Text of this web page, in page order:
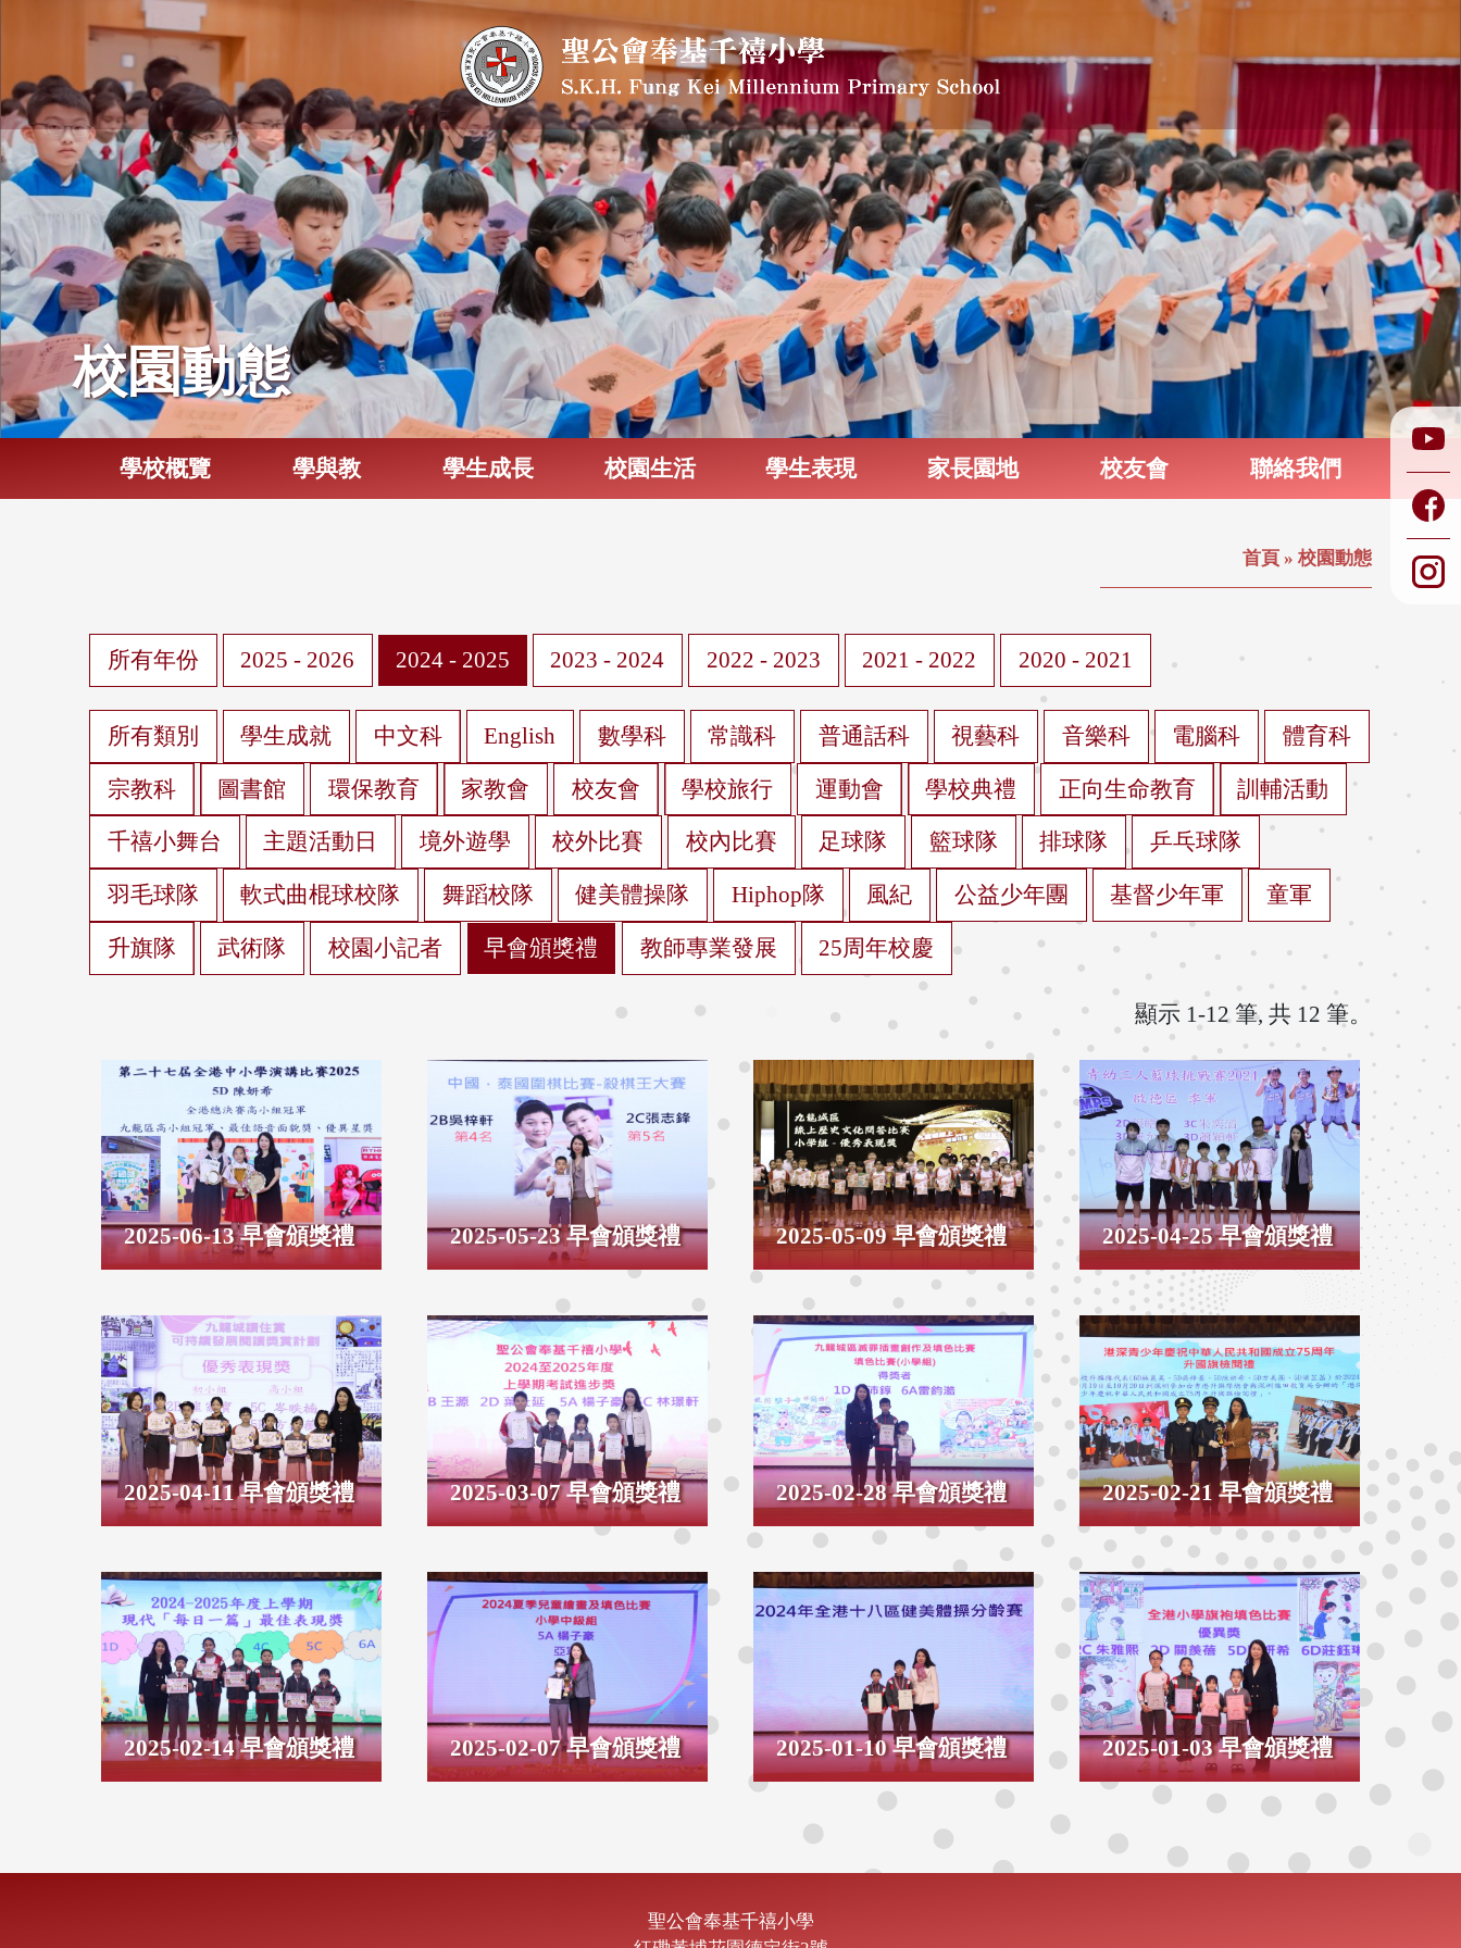
校園動態
學校概覽 學與教 學生成長 校園生活 學生表現 家長園地 校友會 聯絡我們
首頁 » 校園動態
所有年份 2025 - 2026 2024 - 2025 2023 - 2024 2022 - 2023 2021 - 2022 2020 - 2021
所有類別 學生成就 中文科 English 數學科 常識科 普通話科 視藝科 音樂科 電腦科 體育科
宗教科 圖書館 環保教育 家教會 校友會 學校旅行 運動會 學校典禮 正向生命教育 訓輔活動
千禧小舞台 主題活動日 境外遊學 校外比賽 校內比賽 足球隊 籃球隊 排球隊 乒乓球隊
羽毛球隊 軟式曲棍球校隊 舞蹈校隊 健美體操隊 Hiphop隊 風紀 公益少年團 基督少年軍 童軍
升旗隊 武術隊 校園小記者 早會頒獎禮 教師專業發展 25周年校慶
顯示 1-12 筆, 共 12 筆。
2025-06-13 早會頒獎禮 2025-05-23 早會頒獎禮 2025-05-09 早會頒獎禮 2025-04-25 早會頒獎禮
2025-04-11 早會頒獎禮 2025-03-07 早會頒獎禮 2025-02-28 早會頒獎禮 2025-02-21 早會頒獎禮
2025-02-14 早會頒獎禮 2025-02-07 早會頒獎禮 2025-01-10 早會頒獎禮 2025-01-03 早會頒獎禮
聖公會奉基千禧小學